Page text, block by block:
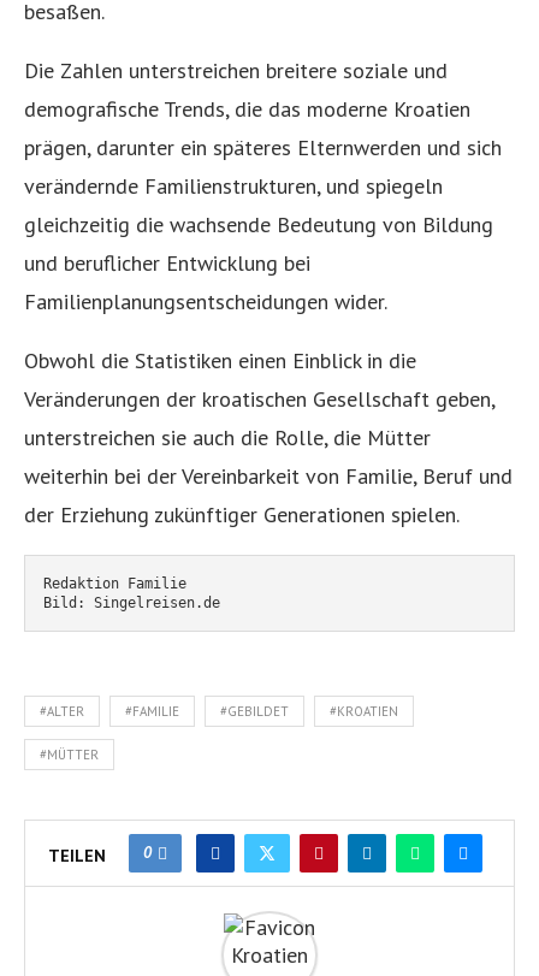
besaßen.
Die Zahlen unterstreichen breitere soziale und
demografische Trends, die das moderne Kroatien
prägen, darunter ein späteres Elternwerden und sich
verändernde Familienstrukturen, und spiegeln
gleichzeitig die wachsende Bedeutung von Bildung
und beruflicher Entwicklung bei
Familienplanungsentscheidungen wider.
Obwohl die Statistiken einen Einblick in die
Veränderungen der kroatischen Gesellschaft geben,
unterstreichen sie auch die Rolle, die Mütter
weiterhin bei der Vereinbarkeit von Familie, Beruf und
der Erziehung zukünftiger Generationen spielen.
Redaktion Familie
Bild: Singelreisen.de
#ALTER #FAMILIE #GEBILDET #KROATIEN
#MÜTTER
TEILEN 0